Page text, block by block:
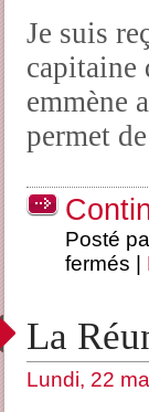
Je suis
capitaine
emmène
permet
Posté
fermés
La
Lundi, 22